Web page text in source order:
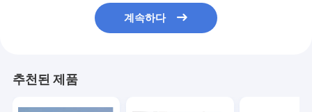
계속하다
추천된 제품